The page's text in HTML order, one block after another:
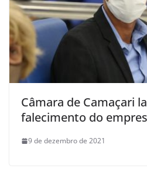
Câmara de Camaçari
falecimento do
9 de dezembro de 2021